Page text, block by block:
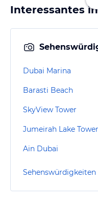
Interessantes
Dubai Marina
Barasti Beach
SkyView Tower
Jumeirah Lake
Ain Dubai
Sehenswürdigkeiten